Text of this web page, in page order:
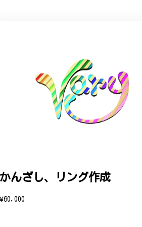
という印象を受けました。予想通り、届い
そして当店を信頼いただけたことを大
様にご満足頂けるサービスを心がけて
し上げます。
かんざし、リング作成
¥60,000